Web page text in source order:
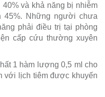
và khả năng bị nhiễm
45%. Những người chưa
phải điều trị tại phòng
cấp cứu thường xuyên
1 hàm lượng 0,5 ml cho
với lịch tiêm được khuyến